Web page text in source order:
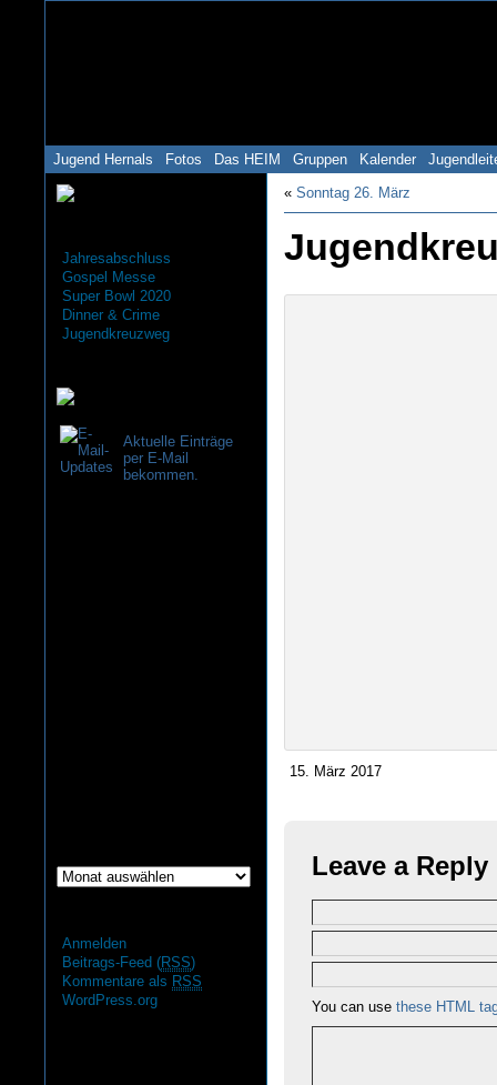
Jugend Hernals Fotos Das HEIM Gruppen Kalender
Jahresabschluss
Gospel Messe
Super Bowl 2020
Dinner & Crime
Jugendkreuzweg
Aktuelle Einträge
per E-Mail
bekommen.
Anmelden
Beitrags-Feed (RSS)
Kommentare als RSS
WordPress.org
« Sonntag 26. März
15. März 2017
Leave a Reply
You can use these HTML